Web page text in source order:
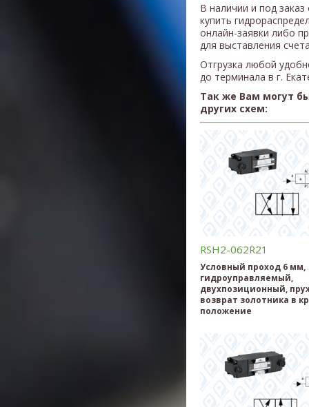
В наличии и под
купить
онлайн-заявки либо
для выставления
Отгрузка любой
до терминала в г.
Так же Вам могут
других схем:
RSH2-062R21
Условный проход 6 мм,
гидроуправляемый,
двухпозиционный,
возврат золотника в
положение